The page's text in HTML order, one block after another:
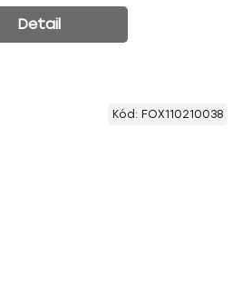
Detail
Kód: FOX110210038